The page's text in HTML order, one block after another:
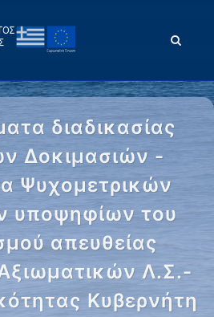
διαδικασίας
Δοκιμασιών -
Ψυχομετρικών
υποψηφίων του
απευθείας
Λ.Σ.-
Κυβερνήτη